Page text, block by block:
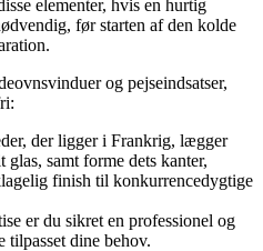
elementer, hvis en hurtig
før starten af den kolde
og pejseindsatser,
der ligger i Frankrig, lægger
samt forme dets kanter,
finish til konkurrencedygtige
er du sikret en professionel og
tilpasset dine behov.